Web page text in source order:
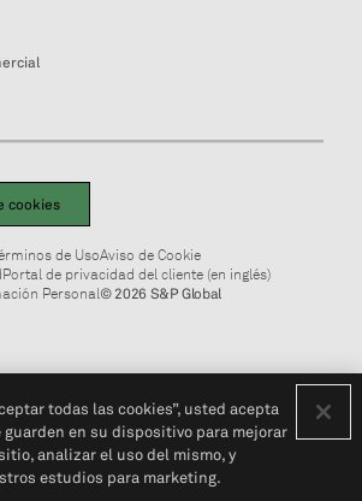
cookies
de UsoAviso de Cookie
Portal de privacidad del cliente (en inglés)
Personal© 2026 S&P Global
todas las cookies”, usted acepta
guarden en su dispositivo para mejorar
analizar el uso del mismo, y
estudios para marketing.